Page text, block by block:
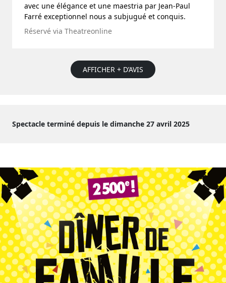
avec une élégance et une maestria par Jean-Paul
Farré exceptionnel nous a subjugué et conquis.
Réservé via Theatreonline
AFFICHER + D’AVIS
Spectacle terminé depuis le dimanche 27 avril 2025